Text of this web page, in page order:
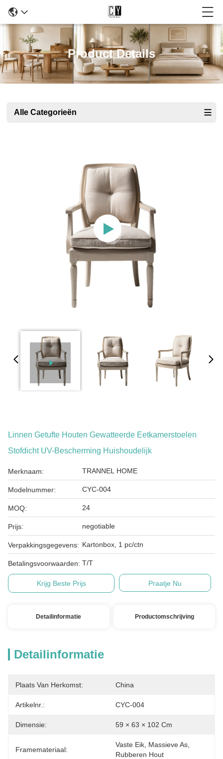
Product Details
Alle Categorieën
Linnen Getufte Houten Gewatteerde Eetkamerstoelen
Stofdicht UV-Bescherming Huishoudelijk
Merknaam: TRANNEL HOME
Modelnummer: CYC-004
MOQ: 24
Prijs: negotiable
Verpakkingsgegevens: Kartonbox, 1 pc/ctn
Betalingsvoorwaarden: T/T
Krijg Beste Prijs Praatje Nu
Detailinformatie Productomschrijving
Detailinformatie
Plaats Van Herkomst: China
Artikelnr.: CYC-004
Dimensie: 59 × 63 × 102 Cm
Framemateriaal:
Vaste Eik, Massieve As,
Rubberen Hout